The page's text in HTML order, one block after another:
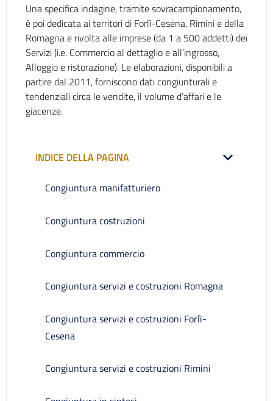
Una specifica indagine, tramite sovracampionamento,
è poi dedicata ai territori di Forlì-Cesena, Rimini e della
Romagna e rivolta alle imprese (da 1 a 500 addetti) dei
Servizi (i.e. Commercio al dettaglio e all’ingrosso,
Alloggio e ristorazione). Le elaborazioni, disponibili a
partire dal 2011, forniscono dati congiunturali e
tendenziali circa le vendite, il volume d’affari e le
giacenze.
INDICE DELLA PAGINA
Congiuntura manifatturiero
Congiuntura costruzioni
Congiuntura commercio
Congiuntura servizi e costruzioni Romagna
Congiuntura servizi e costruzioni Forlì-
Cesena
Congiuntura servizi e costruzioni Rimini